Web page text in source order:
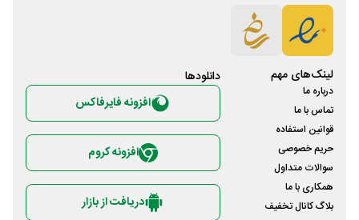
لینک‌های مهم
درباره ما
تماس با ما
قوانین استفاده
حریم خصوصی
سوالات متداول
همکاری با ما
بلاگ کانال تخفیف
دانلود‌ها
افزونه فایرفاکس
افزونه کروم
دریافت از بازار